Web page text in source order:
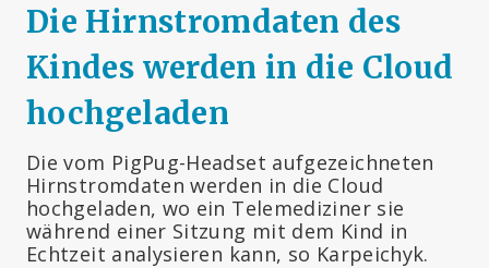
Die Hirnstromdaten des
Kindes werden in die Cloud
hochgeladen
Die vom PigPug-Headset aufgezeichneten
Hirnstromdaten werden in die Cloud
hochgeladen, wo ein Telemediziner sie
während einer Sitzung mit dem Kind in
Echtzeit analysieren kann, so Karpeichyk.